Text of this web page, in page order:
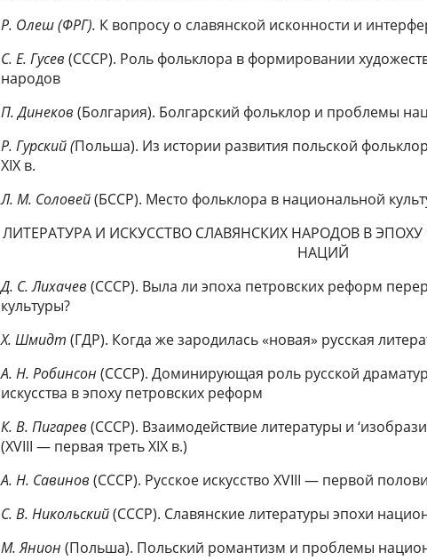
Р. Олеш (ФРГ). К вопросу о славянской исконности и
C. Е. Гусев (СССР). Роль фольклора в формировании
народов
П. Динеков (Болгария). Болгарский фольклор и проблемы
Р. Гурский (Польша). Из истории развития польской
XIX в.
Л. М. Соловей(БССР). Место фольклора в национальной
ЛИТЕРАТУРА И ИСКУССТВО СЛАВЯНСКИХ НАРОДОВ В
НАЦИЙ
Д. С. Лихачев (СССР). Выла ли эпоха петровских реформ
культуры?
X. Шмидт (ГДР). Когда же зародилась «новая» русская
А. Н. Робинсон (СССР). Доминирующая роль русской
искусства в эпоху петровских реформ
К. В. Пигарев (СССР). Взаимодействие литературы и
(XVIII — первая треть XIX в.)
А. Н. Савинов (СССР). Русское искусство XVIII — первой
С. В. Никольский(СССР). Славянские литературы эпохи
М. Янион (Польша). Польский романтизм и проблемы